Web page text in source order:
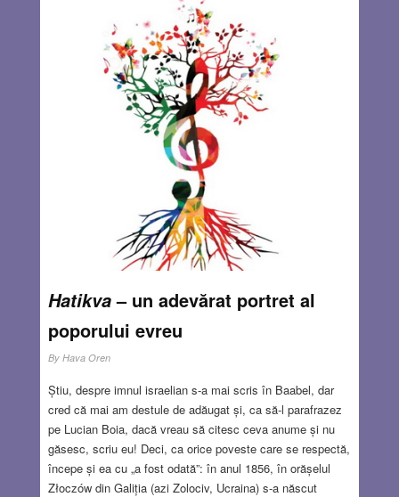
sunat să-ți spun că mai trăiesc, obișnuia să deschidă
discuția telefonică, cu acel har zglobiu și plăcut în voce,
moștenită (din câte îmi amintesc) de la tatăl ei, pe care îl
cunoscusem de mic copil și pe care ea îl pierduse când
avea vreo șase ani.” A fost în 9 iunie 1951. Tovarășul
Mirel Costea, alias Natan Zaider, a murit. Nu, nu a murit
așa, simplu, ci s-a sinucis ….
Read more…
Hatikva– un adevărat portret al
poporului evreu
By Hava Oren
Știu, despre imnul israelian s-a mai scris în Baabel, dar
cred că mai am destule de adăugat și, ca să-l parafrazez
pe Lucian Boia, dacă vreau să citesc ceva anume și nu
găsesc, scriu eu! Deci, ca orice poveste care se respectă,
începe și ea cu „a fost odată”: în anul 1856, în orășelul
Złoczów din Galiția (azi Zolociv, Ucraina) s-a născut